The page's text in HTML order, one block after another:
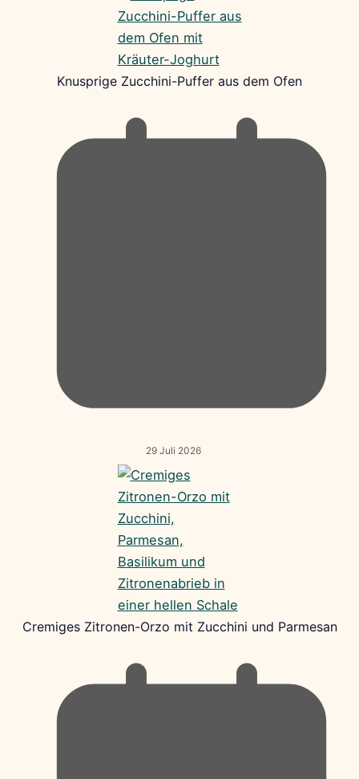
Knusprige Zucchini-Puffer aus dem Ofen
29 Juli 2026
Cremiges Zitronen-Orzo mit Zucchini und Parmesan